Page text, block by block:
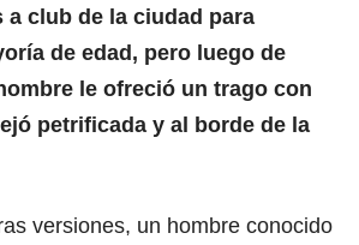
a club de la ciudad para
de edad, pero luego de
le ofreció un trago con
petrificada y al borde de la
versiones, un hombre conocido